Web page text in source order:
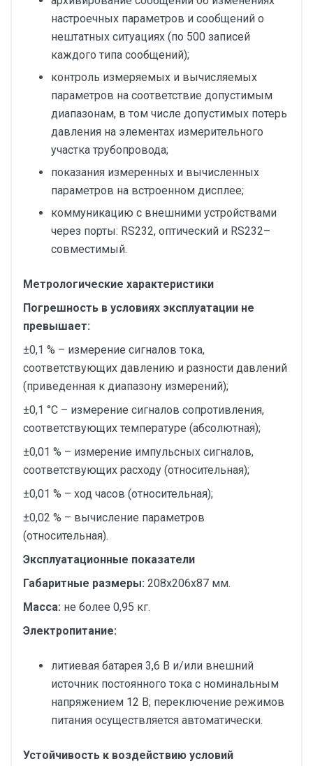
настроечных параметров и сообщений о
нештатных ситуациях (по 500 записей
каждого типа сообщений);
контроль измеряемых и вычисляемых
параметров на соответствие допустимым
диапазонам, в том числе допустимых потерь
давления на элементах измерительного
участка трубопровода;
показания измеренных и вычисленных
параметров на встроенном дисплее;
коммуникацию с внешними устройствами
через порты: RS232, оптический и RS232–
совместимый.
Метрологические характеристики
Погрешность в условиях эксплуатации не
превышает:
±0,1 % – измерение сигналов тока,
соответствующих давлению и разности давлений
(приведенная к диапазону измерений);
±0,1 °С – измерение сигналов сопротивления,
соответствующих температуре (абсолютная);
±0,01 % – измерение импульсных сигналов,
соответствующих расходу (относительная);
±0,01 % – ход часов (относительная);
±0,02 % – вычисление параметров
(относительная).
Эксплуатационные показатели
Габаритные размеры: 208х206х87 мм.
Масса: не более 0,95 кг.
Электропитание:
литиевая батарея 3,6 В и/или внешний
источник постоянного тока с номинальным
напряжением 12 В; переключение режимов
питания осуществляется автоматически.
Устойчивость к воздействию условий